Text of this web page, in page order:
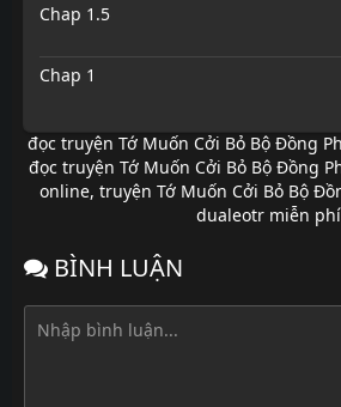
Chap 1.5
Chap 1
đọc truyện Tớ Muốn Cởi Bỏ Bộ Đồng
đọc truyện Tớ Muốn Cởi Bỏ Bộ Đồng
online, truyện Tớ Muốn Cởi Bỏ Bộ
dualeotr miễn phí
BÌNH LUẬN